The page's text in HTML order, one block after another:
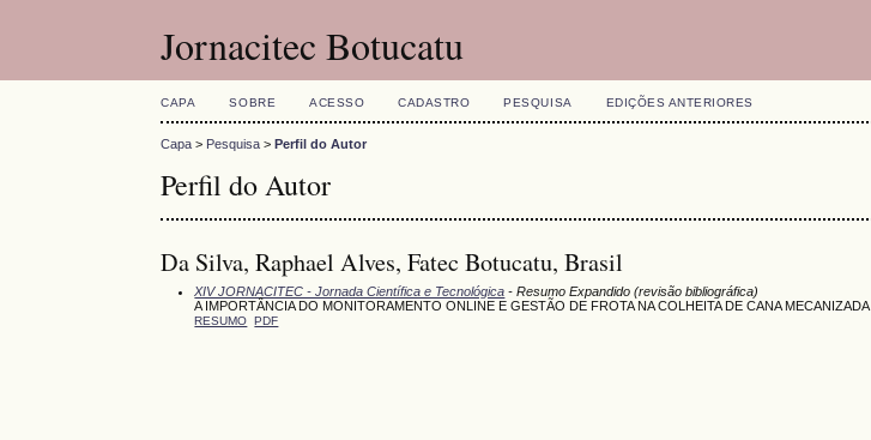
Jornacitec Botucatu
CAPA SOBRE ACESSO CADASTRO PESQUISA EDIÇÕES ANTERIORES
Capa > Pesquisa >Perfil do Autor
Perfil do Autor
Da Silva, Raphael Alves, Fatec Botucatu, Brasil
XIV JORNACITEC - Jornada Científica e Tecnológica - Resumo Expandido (revisão bibliográfica)
A IMPORTÂNCIA DO MONITORAMENTO ONLINE E GESTÃO DE FROTA NA COLHEITA DE CANA MECANIZADA
RESUMO PDF